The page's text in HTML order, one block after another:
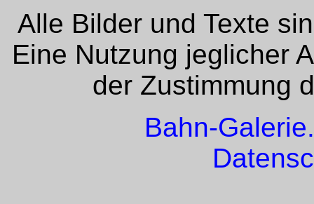
Alle Bilder und Texte
Eine Nutzung jeglicher
der Zustimmung
Bahn-